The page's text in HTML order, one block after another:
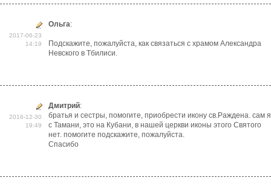
2017-06-23
14:19
Ольга:
Подскажите, пожалуйста, как связаться с храмом Александра
Невского в Тбилиси.
2016-12-30
19:49
Дмитрий:
братья и сестры, помогите, приобрести икону св.Раждена. сам я
с Тамани, это на Кубани, в нашей церкви иконы этого Святого
нет. помогите подскажите, пожалуйста.
Спасибо